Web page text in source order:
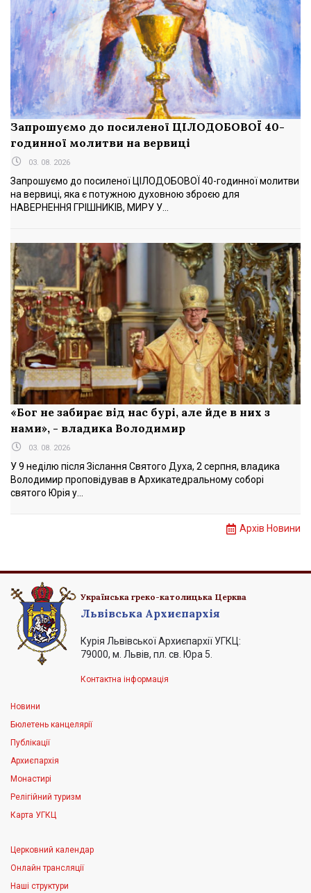
Запрошуємо до посиленої ЦІЛОДОБОВОЇ 40-
годинної молитви на вервиці
03. 08. 2026
Запрошуємо до посиленої ЦІЛОДОБОВОЇ 40-годинної молитви
на вервиці, яка є потужною духовною зброєю для
НАВЕРНЕННЯ ГРІШНИКІВ, МИРУ У...
«Бог не забирає від нас бурі, але йде в них з
нами», - владика Володимир
03. 08. 2026
У 9 неділю після Зіслання Святого Духа, 2 серпня, владика
Володимир проповідував в Архикатедральному соборі
святого Юрія у...
Архів Новини
Українська греко-католицька Церква
Львівська Архиєпархія
Курія Львівської Архиєпархії УГКЦ:
79000, м. Львів, пл. св. Юра 5.
Контактна інформація
Новини
Бюлетень канцелярії
Публікації
Архиєпархія
Монастирі
Релігійний туризм
Карта УГКЦ
Церковний календар
Онлайн трансляції
Наші структури